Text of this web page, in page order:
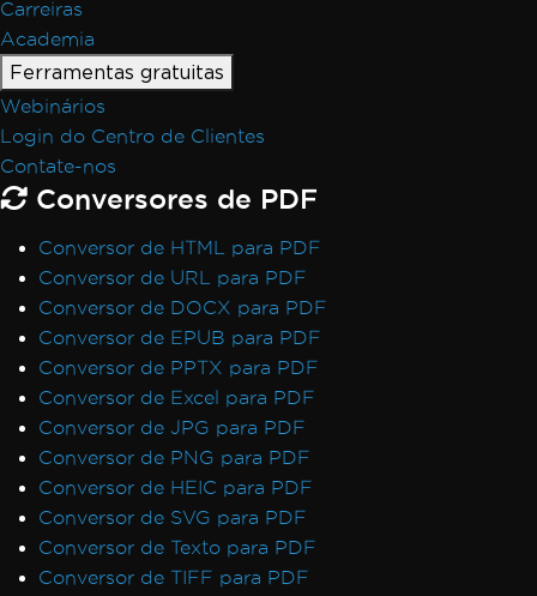
Carreiras
Academia
Ferramentas gratuitas
Webinários
Login do Centro de Clientes
Contate-nos
Conversores de PDF
Conversor de HTML para PDF
Conversor de URL para PDF
Conversor de DOCX para PDF
Conversor de EPUB para PDF
Conversor de PPTX para PDF
Conversor de Excel para PDF
Conversor de JPG para PDF
Conversor de PNG para PDF
Conversor de HEIC para PDF
Conversor de SVG para PDF
Conversor de Texto para PDF
Conversor de TIFF para PDF